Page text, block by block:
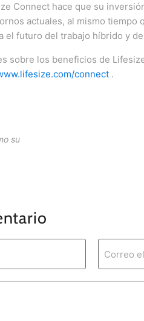
Connect hace que su
actuales, al mismo tiempo
el futuro del trabajo híbrido y
sobre los beneficios de
connect .
su
Correo